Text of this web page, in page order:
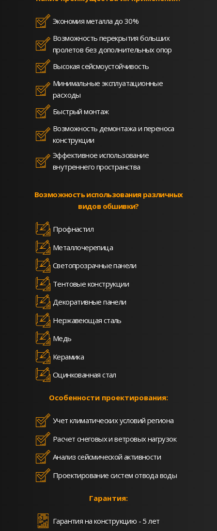
Экономия металла до 30%
Возможность перекрытия больших
пролетов без дополнительных опор
Высокая сейсмоустойчивость
Минимальные эксплуатационные
расходы
Быстрый монтаж
Возможность демонтажа и переноса
конструкции
Эффективное использование
внутреннего пространства
Возможность использования различных
видов обшивки?
Профнастил
Металлочерепица
Светопрозрачные панели
Тентовые конструкции
Декоративные панели
Нержавеющая сталь
Медь
Керамика
Оцинкованная стал
Особенности проектирования:
Учет климатических условий региона
Расчет снеговых и ветровых нагрузок
Анализ сейсмической активности
Проектирование систем отвода воды
Гарантия:
Гарантия на конструкцию - 5 лет